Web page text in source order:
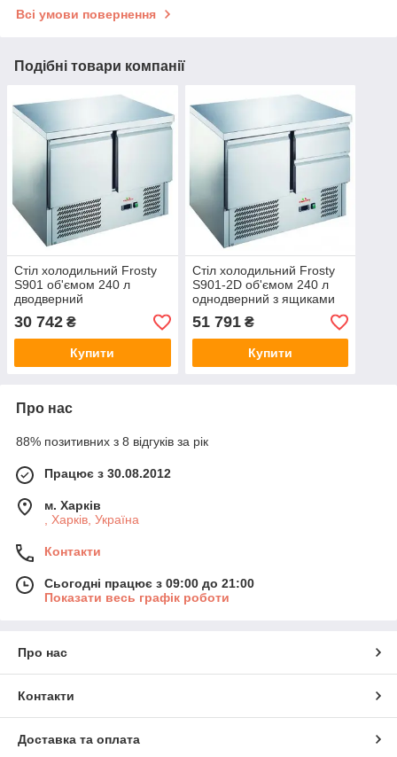
Всі умови повернення
Подібні товари компанії
Стіл холодильний Frosty
S901 об'ємом 240 л
дводверний
30 742 ₴
Купити
Стіл холодильний Frosty
S901-2D об'ємом 240 л
однодверний з ящиками
51 791₴
Купити
Про нас
88% позитивних з 8 відгуків за рік
Працює з 30.08.2012
м. Харків
, Харків, Україна
Контакти
Сьогодні працює з 09:00 до 21:00
Показати весь графік роботи
Про нас
Контакти
Доставка та оплата